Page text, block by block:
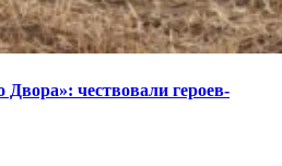
Двора»: чествовали героев-